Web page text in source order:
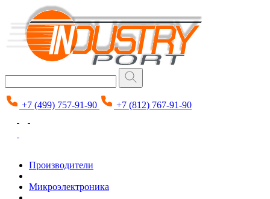
+7 (499) 757-91-90 +7 (812) 767-91-90
Производители
Микроэлектроника